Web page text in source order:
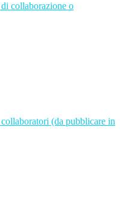
collaborazione o
(da pubblicare in